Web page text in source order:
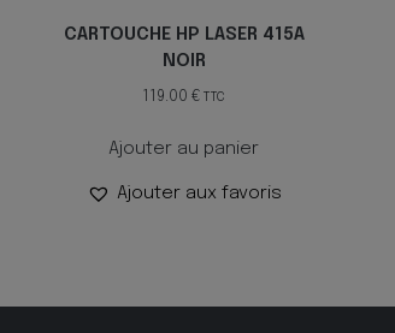
CARTOUCHE HP LASER 415A
NOIR
119.00€ TTC
Ajouter au panier
Ajouter aux favoris